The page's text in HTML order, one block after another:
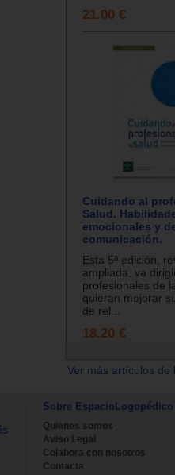
21.00 €
Cuidando al
Salud.
emocionales y
comunicación.
Esta 5ª edición,
ampliada, va
profesionales de
quieran mejorar
de rel...
18.20 €
Ver más artículos
Sobre EspacioLogopédico
Quienes somos
Aviso Legal
Colabora con nosotros
Contacta